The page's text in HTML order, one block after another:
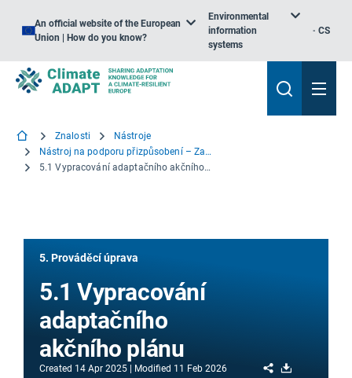
An official website of the European
Union | How do you know?
Environmental
information
systems
CS
Znalosti
Nástroje
Nástroj na podporu přizpůsobení – Začínáme
5.1 Vypracování adaptačního akčního plánu
5. Prováděcí úprava
5.1 Vypracování
adaptačního
akčního plánu
Created 14 Apr 2025 Modified 11 Feb 2026 Share